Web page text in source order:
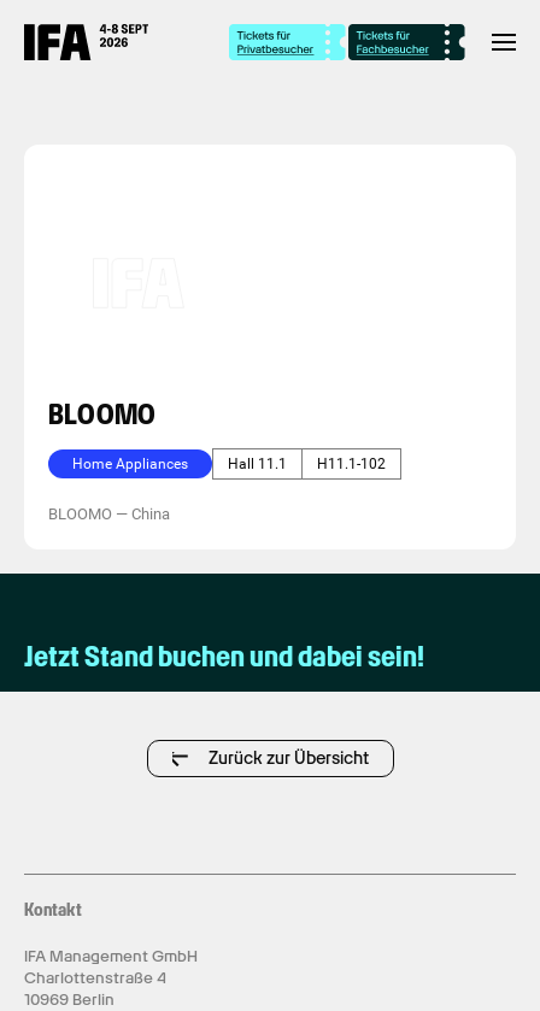
BLOOMO
Home Appliances Hall 11.1 H11.1-102
BLOOMO — China
Jetzt Stand buchen und dabei sein!
Zurück zur Übersicht
Kontakt
IFA Management GmbH
Charlottenstraße 4
10969 Berlin